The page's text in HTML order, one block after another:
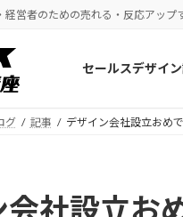
経営者のための売れる・反応アッ
セールスデザイ
グ 記事 デザイン会社設立おめ
会社設立お